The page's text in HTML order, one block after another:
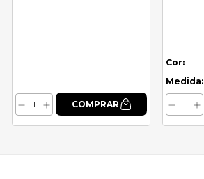
Cor:
Medida: